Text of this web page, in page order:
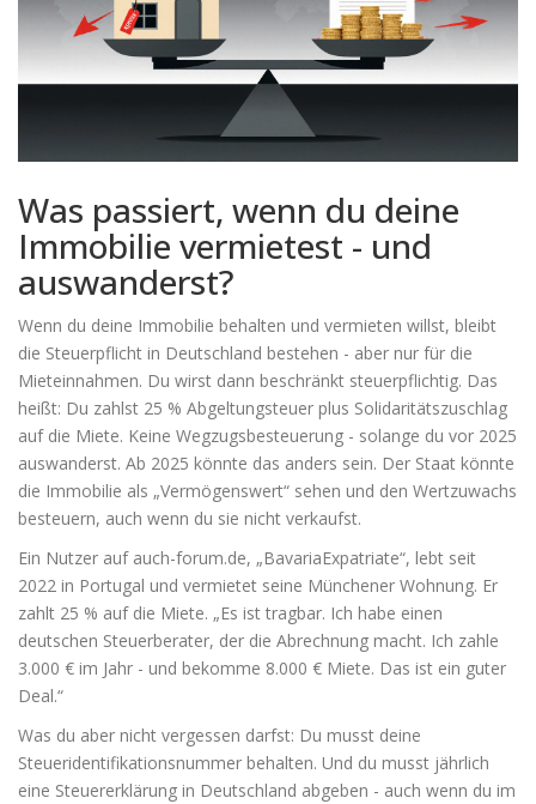
Was passiert, wenn du deine
Immobilie vermietest - und
auswanderst?
Wenn du deine Immobilie behalten und vermieten willst, bleibt
die Steuerpflicht in Deutschland bestehen - aber nur für die
Mieteinnahmen. Du wirst dann beschränkt steuerpflichtig. Das
heißt: Du zahlst 25 % Abgeltungsteuer plus Solidaritätszuschlag
auf die Miete. Keine Wegzugsbesteuerung - solange du vor 2025
auswanderst. Ab 2025 könnte das anders sein. Der Staat könnte
die Immobilie als „Vermögenswert“ sehen und den Wertzuwachs
besteuern, auch wenn du sie nicht verkaufst.
Ein Nutzer auf auch-forum.de, „BavariaExpatriate“, lebt seit
2022 in Portugal und vermietet seine Münchener Wohnung. Er
zahlt 25 % auf die Miete. „Es ist tragbar. Ich habe einen
deutschen Steuerberater, der die Abrechnung macht. Ich zahle
3.000 € im Jahr - und bekomme 8.000 € Miete. Das ist ein guter
Deal.“
Was du aber nicht vergessen darfst: Du musst deine
Steueridentifikationsnummer behalten. Und du musst jährlich
eine Steuererklärung in Deutschland abgeben - auch wenn du im